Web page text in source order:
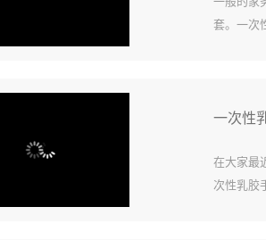
套。一次
一次性
在大家最
次性乳胶